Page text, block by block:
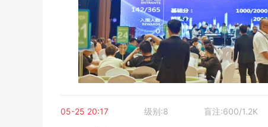
05-25 20:17 级别:8 盲注:600/1.2K